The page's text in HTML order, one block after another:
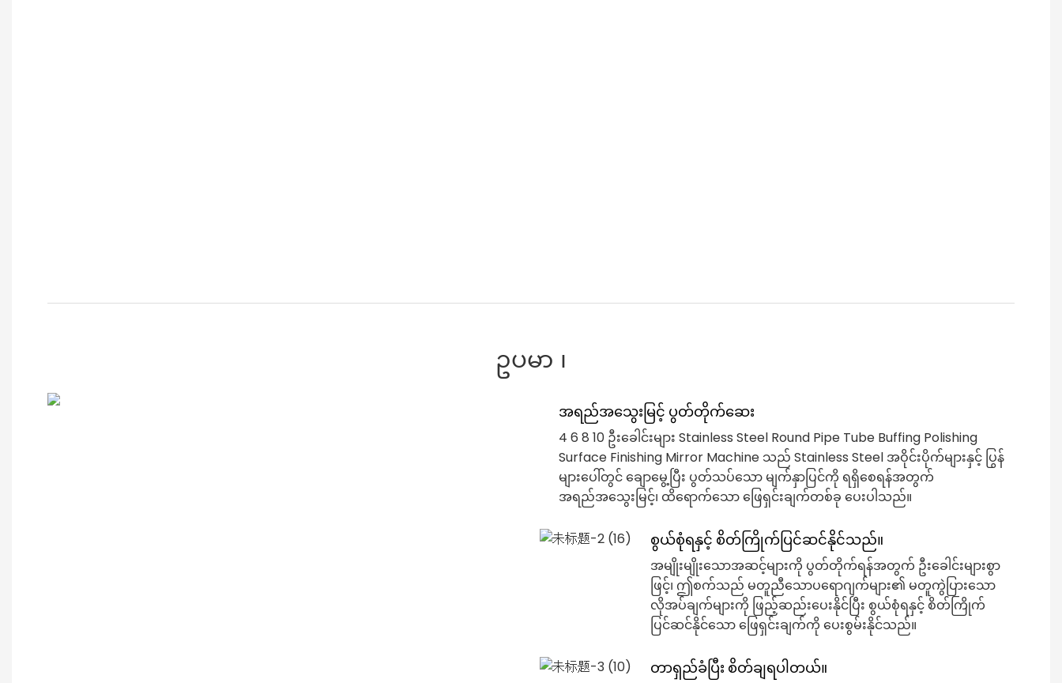
ဥပမာ ၊
အရည်အသွေးမြင့် ပွတ်တိုက်ဆေး
4 6 8 10 ဦးခေါင်းများ Stainless Steel Round Pipe Tube Buffing Polishing
Surface Finishing Mirror Machine သည် Stainless Steel အဝိုင်းပိုက်များနှင့် ပြွန်
များပေါ်တွင် ချောမွေ့ပြီး ပွတ်သပ်သော မျက်နှာပြင်ကို ရရှိစေရန်အတွက်
အရည်အသွေးမြင့်၊ ထိရောက်သော ဖြေရှင်းချက်တစ်ခု ပေးပါသည်။
စွယ်စုံရနှင့် စိတ်ကြိုက်ပြင်ဆင်နိုင်သည်။
အမျိုးမျိုးသောအဆင့်များကို ပွတ်တိုက်ရန်အတွက် ဦးခေါင်းများစွာ
ဖြင့်၊ ဤစက်သည် မတူညီသောပရောဂျက်များ၏ မတူကွဲပြားသော
လိုအပ်ချက်များကို ဖြည့်ဆည်းပေးနိုင်ပြီး စွယ်စုံရနှင့် စိတ်ကြိုက်
ပြင်ဆင်နိုင်သော ဖြေရှင်းချက်ကို ပေးစွမ်းနိုင်သည်။
တာရှည်ခံပြီး စိတ်ချရပါတယ်။